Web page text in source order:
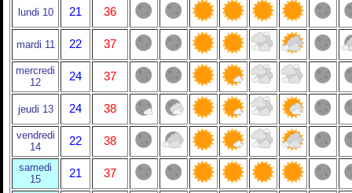
lundi 10 21 36
mardi 11 22 37
mercredi
12
24 37
jeudi 13 24 38
vendredi
14
22 38
samedi
15
21 37